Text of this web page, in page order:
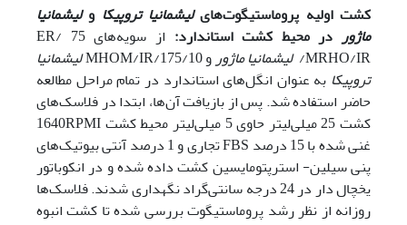
کشت اولیه پروماستیگوت‌‌هایلیشمانیا تروپیکا ولیشمانیا
ماژوردر محیط کشت استاندارد:
از سویه‌‌های ER/ 75
MRHO/IR/ لیشمانیا ماژورو 175/10/MHOM/IR
لیشمانیا
تروپیکا به عنوان انگل‌‌های استاندارد در تمام مراحل مطالعه
حاضر استفاده شد. پس از بازیافت آن‌ها، ابتدا در فلاسک‌‌های
کشت 25 میلی‌لیتر حاوی 5 میلی‌لیتر محیط کشت 1640RPMI
غنی شده با 15 درصد FBS تجاری و 1 درصد آنتی بیوتیک‌‌های
پنی سیلین- استرپتومایسین کشت داده شده و در انکوباتور
یخچال دار در 24 درجه سانتی‌گراد نگهداری شدند. فلاسک‌ها
روزانه از نظر رشد پروماستیگوت بررسی شده تا کشت انبوه